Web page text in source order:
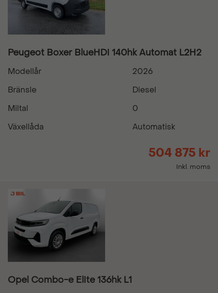
Peugeot Boxer BlueHDi 140hk Automat L2H2
Modellår
2026
Bränsle
Diesel
Miltal
0
Växellåda
Automatisk
504 875 kr
Inkl. moms
Opel Combo-e Elite 136hk L1